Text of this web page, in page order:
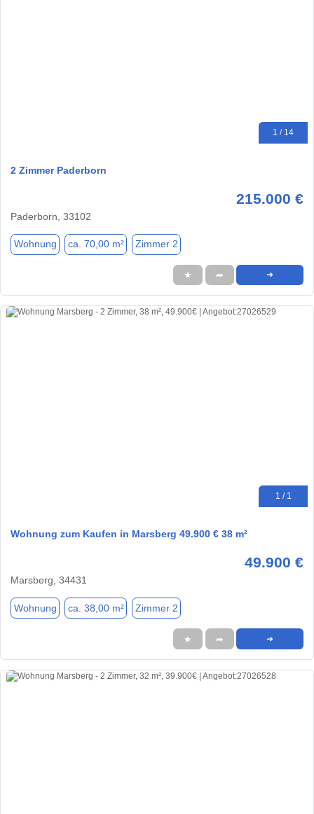
1 / 14
2 Zimmer Paderborn
215.000 €
Paderborn, 33102
Wohnung ca. 70,00 m² Zimmer 2
★ ➦ ➜
1 / 1
Wohnung zum Kaufen in Marsberg 49.900 € 38 m²
49.900 €
Marsberg, 34431
Wohnung ca. 38,00 m² Zimmer 2
★ ➦ ➜